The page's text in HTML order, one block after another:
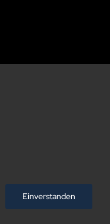
Einverstanden